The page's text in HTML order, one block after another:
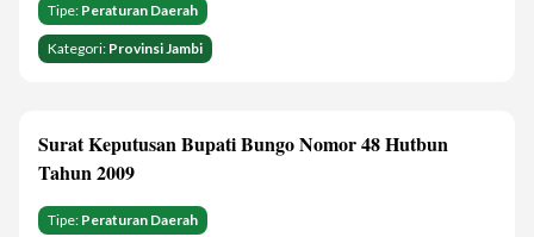
Tipe: Peraturan Daerah
Kategori: Provinsi Jambi
Surat Keputusan Bupati Bungo Nomor 48 Hutbun
Tahun 2009
Tipe: Peraturan Daerah